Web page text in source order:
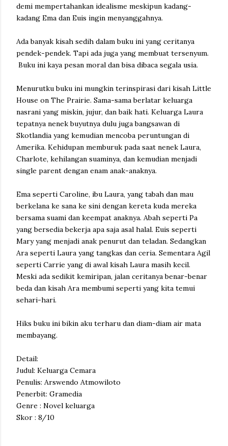
demi mempertahankan idealisme meskipun kadang-
kadang Ema dan Euis ingin menyanggahnya.
Ada banyak kisah sedih dalam buku ini yang ceritanya
pendek-pendek. Tapi ada juga yang membuat tersenyum.
Buku ini kaya pesan moral dan bisa dibaca segala usia.
Menurutku buku ini mungkin terinspirasi dari kisah Little
House on The Prairie. Sama-sama berlatar keluarga
nasrani yang miskin, jujur, dan baik hati. Keluarga Laura
tepatnya nenek buyutnya dulu juga bangsawan di
Skotlandia yang kemudian mencoba peruntungan di
Amerika. Kehidupan memburuk pada saat nenek Laura,
Charlote, kehilangan suaminya, dan kemudian menjadi
single parent dengan enam anak-anaknya.
Ema seperti Caroline, ibu Laura, yang tabah dan mau
berkelana ke sana ke sini dengan kereta kuda mereka
bersama suami dan keempat anaknya. Abah seperti Pa
yang bersedia bekerja apa saja asal halal. Euis seperti
Mary yang menjadi anak penurut dan teladan. Sedangkan
Ara seperti Laura yang tangkas dan ceria. Sementara Agil
seperti Carrie yang di awal kisah Laura masih kecil.
Meski ada sedikit kemiripan, jalan ceritanya benar-benar
beda dan kisah Ara membumi seperti yang kita temui
sehari-hari.
Hiks buku ini bikin aku terharu dan diam-diam air mata
membayang.
Detail:
Judul: Keluarga Cemara
Penulis: Arswendo Atmowiloto
Penerbit: Gramedia
Genre : Novel keluarga
Skor : 8/10